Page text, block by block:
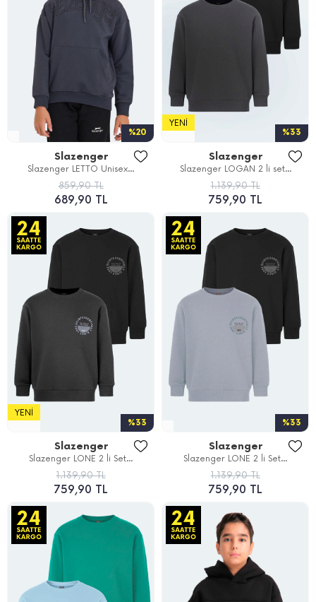
%20
Slazenger
Slazenger LETTO Unisex...
859,90 TL
689,90 TL
%33
YENI
Slazenger
Slazenger LOGAN 2 li set...
1.139,90 TL
759,90 TL
%33
YENI
Slazenger
Slazenger LONE 2 li Set...
1.139,90 TL
759,90 TL
%33
Slazenger
Slazenger LONE 2 li Set...
1.139,90 TL
759,90 TL